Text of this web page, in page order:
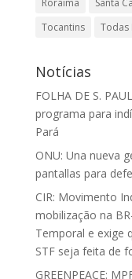
Roraima
Santa
Tocantins
Todas
Notícias
FOLHA DE S.
programa para
Pará
ONU: Una nueva
pantallas para
CIR: Movimento
mobilização na
Temporal e exige
STF seja feita de
GREENPEACE: